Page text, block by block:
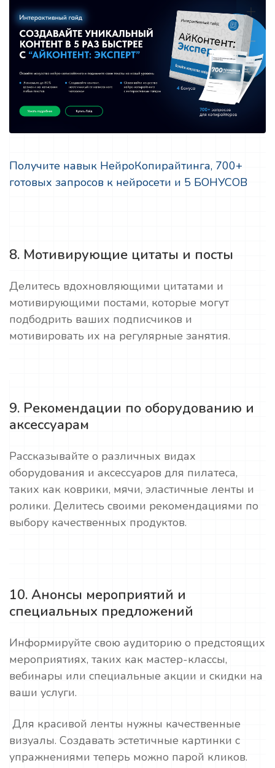
Получите навык НейроКопирайтинга, 700+
готовых запросов к нейросети и 5 БОНУСОВ
8. Мотивирующие цитаты и посты
Делитесь вдохновляющими цитатами и
мотивирующими постами, которые могут
подбодрить ваших подписчиков и
мотивировать их на регулярные занятия.
9. Рекомендации по оборудованию и
аксессуарам
Рассказывайте о различных видах
оборудования и аксессуаров для пилатеса,
таких как коврики, мячи, эластичные ленты и
ролики. Делитесь своими рекомендациями по
выбору качественных продуктов.
10. Анонсы мероприятий и
специальных предложений
Информируйте свою аудиторию о предстоящих
мероприятиях, таких как мастер-классы,
вебинары или специальные акции и скидки на
ваши услуги.
Для красивой ленты нужны качественные
визуалы. Создавать эстетичные картинки с
упражнениями теперь можно парой кликов.